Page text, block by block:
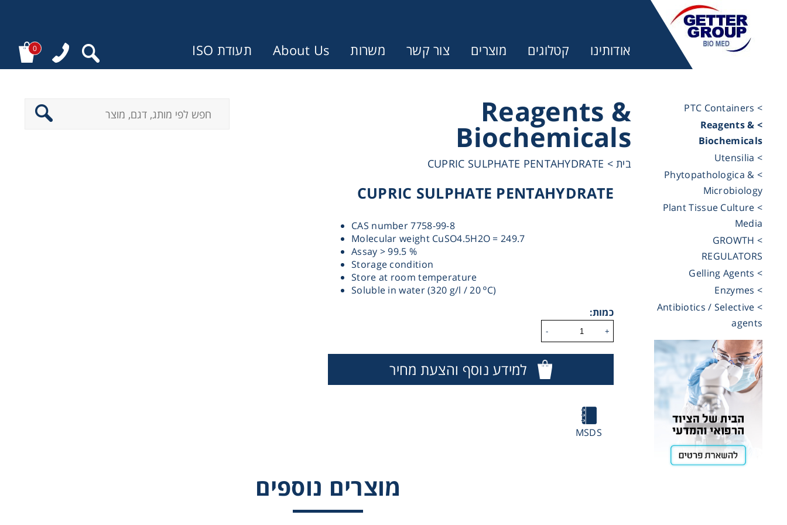
אודותינו קטלוגים מוצרים צור קשר משרות About Us תעודת ISO 0
> PTC Containers
> Reagents &
Biochemicals
> Utensilia
> Phytopathologica &
Microbiology
> Plant Tissue Culture
Media
> GROWTH
REGULATORS
> Gelling Agents
> Enzymes
> Antibiotics / Selective
agents
Reagents &
Biochemicals
בית>
CUPRIC SULPHATE PENTAHYDRATE
CUPRIC SULPHATE PENTAHYDRATE
CAS number 7758-99-8
Molecular weight CuSO4.5H2O = 249.7
Assay > 99.5 %
Storage condition
Store at room temperature
Soluble in water (320 g/l / 20 ºC)
כמות:
+
-
למידע נוסף והצעת מחיר
MSDS
מוצרים נוספים
YEAST EXTRACT
X-PHOS P-TOLUIDINE
SALT (BCIP P-
TOLUIDINE SALT)
Contact form not found.
מעונין לקבל הצעת מחיר או מידע עבור:
Heating
Instrumentation